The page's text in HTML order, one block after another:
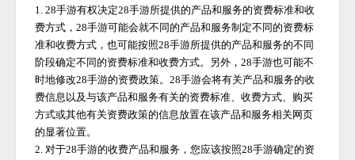
1.28手游有权决定28手游所提供的产品和服务的资费标准和收
费方式，28手游可能会就不同的产品和服务制定不同的资费标
准和收费方式，也可能按照28手游所提供的产品和服务的不同
阶段确定不同的资费标准和收费方式。另外，28手游也可能不
时地修改28手游的资费政策。28手游会将有关产品和服务的收
费信息以及与该产品和服务有关的资费标准、收费方式、购买
方式或其他有关资费政策的信息放置在该产品和服务相关网页
的显著位置。
2. 对于28手游的收费产品和服务，您应该按照28手游确定的资